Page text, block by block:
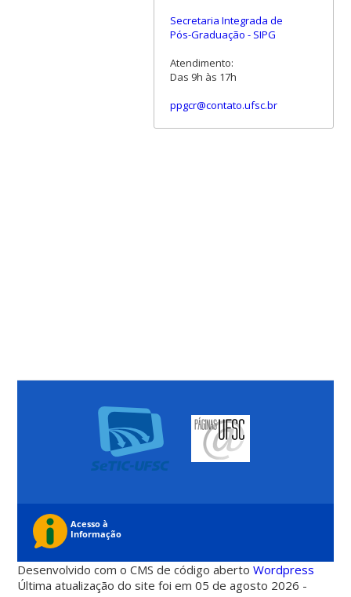
Secretaria Integrada de
Pós-Graduação - SIPG
Atendimento:
Das 9h às 17h
ppgcr@contato.ufsc.br
Desenvolvido com o CMS de código abertoWordpress
Última atualização do site foi em 05 de agosto 2026 -